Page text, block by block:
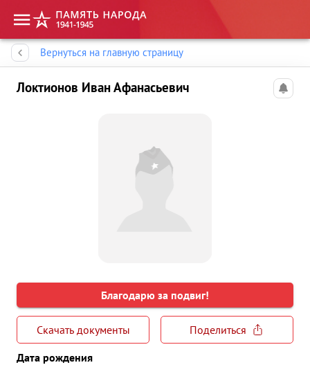
Вернуться на главную страницу
Локтионов Иван Афанасьевич
Благодарю за подвиг!
Скачать документы
Поделиться
Дата рождения
Память народа